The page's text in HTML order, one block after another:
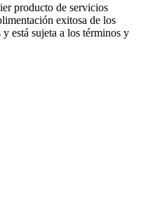
producto de servicios
exitosa de los
está sujeta a los términos y